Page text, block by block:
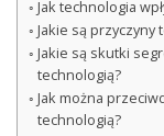
Jak technologia
Jakie są przyczyny
Jakie są skutki
technologią?
Jak można
technologią?